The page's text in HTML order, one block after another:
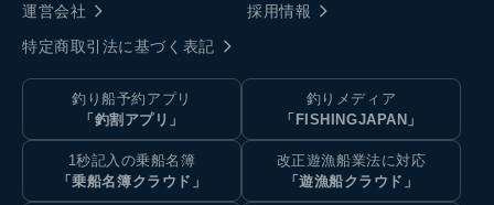
運営会社
採用情報
特定商取引法に基づく表記
釣り船予約アプリ
「釣割アプリ」
釣りメディア
「FISHINGJAPAN」
1秒記入の乗船名簿
「乗船名簿クラウド」
改正遊漁船業法に対応
「遊漁船クラウド」